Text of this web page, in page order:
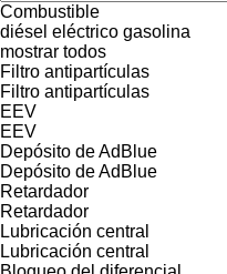
Combustible
diésel eléctrico gasolina
mostrar todos
Filtro antipartículas
Filtro antipartículas
EEV
EEV
Depósito de AdBlue
Depósito de AdBlue
Retardador
Retardador
Lubricación central
Lubricación central